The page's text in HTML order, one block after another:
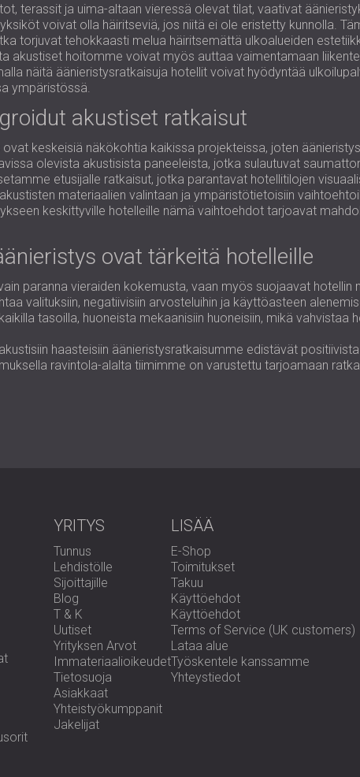
terassit ja uima-altaan vieressä olevat tilat, vaativat
voivat olla häiritseviä, jos niitä ei ole eristetty kunnolla.
torjuvat tehokkaasti melua häiritsemättä ulkoalueiden
akustiset hoitomme voivat myös auttaa vaimentamaan
näitä äänieristysratkaisuja hotellit voivat hyödyntää
ympäristössä.
akustiset ratkaisut
keskeisiä näkökohtia kaikissa projekteissa, joten
olevista akustisista paneeleista, jotka sulautuvat
etusijalle ratkaisut, jotka parantavat hotellitilojen
materiaalien valintaan ja ympäristötietoisiin
keskittyville hotelleille nämä vaihtoehdot tarjoavat
ovat tärkeitä hotelleille
paranna vieraiden kokemusta, vaan myös suojaavat hotellin
valituksiin, negatiivisiin arvosteluihin ja käyttöasteen
tasoilla, huoneista mekaanisiin huoneisiin, mikä vahvistaa
haasteisiin äänieristysratkaisumme edistävät
ravintola-alalta tiimimme on varustettu tarjoamaan
YRITYS
Tunnus
Lehdistölle
Sijoittajille
Blog
T & K
Uutiset
Yrityksen Arvot
Immateriaalioikeudet
Tietosuoja
Asiakkaat
Yhteistyökumppanit
Jakelijat
LISÄÄ
E-Shop
Toimitukset
Takuu
Käyttöehdot
Käyttöehdot
Terms of Service (UK customers)
Lataa alue
Työskentele kanssamme
Yhteystiedot